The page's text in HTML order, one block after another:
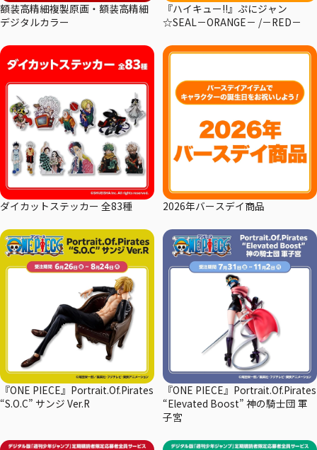
額装高精細複製原画・額装高精細
デジタルカラー
『ハイキュー!!』ぷにジャン
☆SEAL－ORANGE－ /－RED－
ダイカットステッカー 全83種 2026年バースデイ商品
『ONE PIECE』Portrait.Of.Pirates
“S.O.C” サンジ Ver.R
『ONE PIECE』Portrait.Of.Pirates
“Elevated Boost” 神の騎士団 軍
子宮